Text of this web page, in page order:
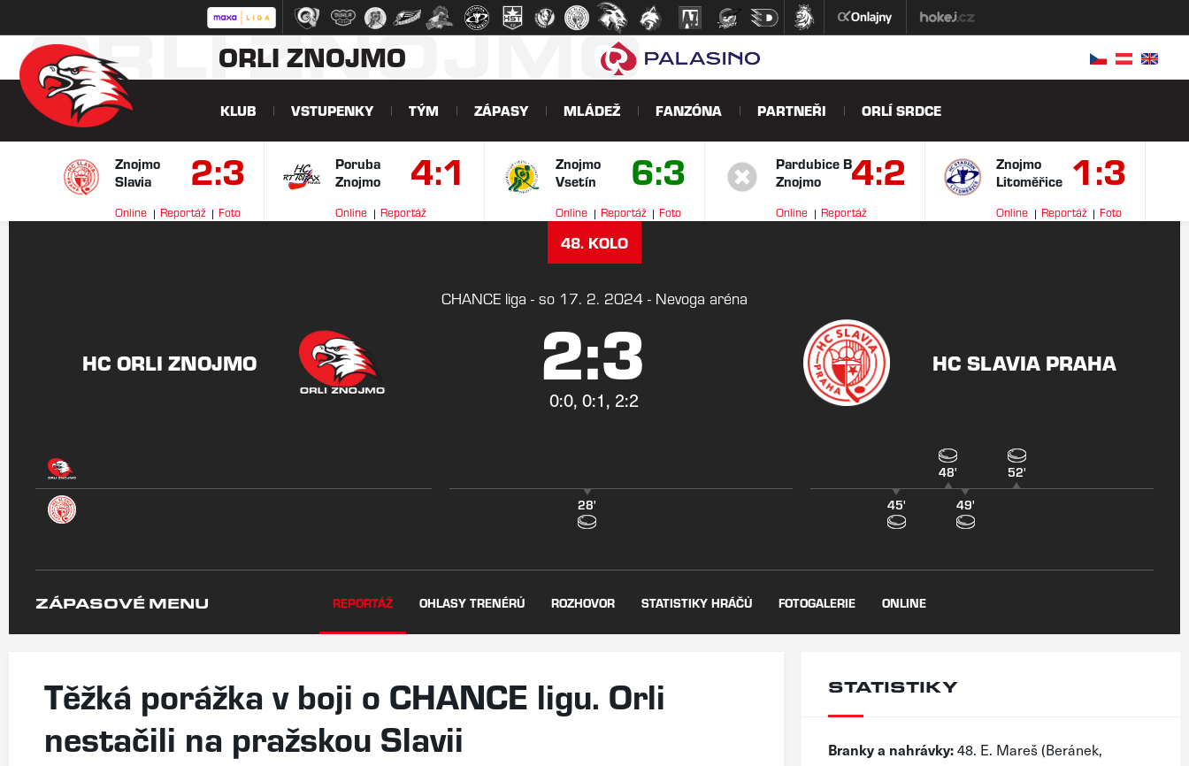
ORLI ZNOJMO
ORLI ZNOJMO
KLUB VSTUPENKY TÝM ZÁPASY MLÁDEŽ FANZÓNA PARTNEŘI ORLÍ SRDCE
Znojmo
Slavia
2:3
Online Reportáž Foto
Poruba
Znojmo
4:1
Online Reportáž
Znojmo
Vsetín
6:3
Online Reportáž Foto
Pardubice B
Znojmo
4:2
Online
Reportáž
Znojmo
Litoměřice 1:3
Online Reportáž Foto
48. KOLO
CHANCE liga - so 17. 2. 2024 - Nevoga aréna
HC ORLI ZNOJMO 2:3
0:0, 0:1, 2:2
HC SLAVIA PRAHA
48'
52'
28'
45' 49'
ZÁPASOVÉ MENU REPORTÁŽ OHLASY TRENÉRŮ ROZHOVOR STATISTIKY HRÁČŮ FOTOGALERIE ONLINE
Těžká porážka v boji o CHANCE ligu. Orli
nestačili na pražskou Slavii
STATISTIKY
Branky a nahrávky:48. E. Mareš (Beránek,